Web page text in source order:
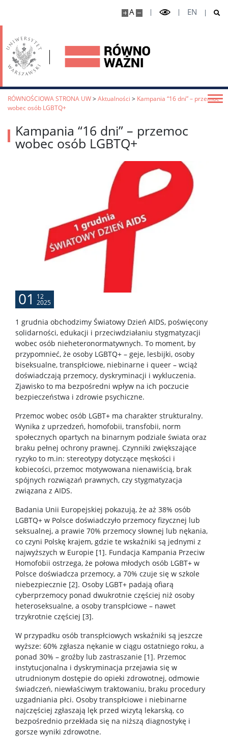
A EN
RÓWNOŚCIOWA STRONA UW>Aktualności > Kampania “16 dni” – przemoc
wobec osób LGBTQ+
Kampania “16 dni” – przemoc
wobec osób LGBTQ+
01 12
2025
1 grudnia obchodzimy Światowy Dzień AIDS, poświęcony
solidarności, edukacji i przeciwdziałaniu stygmatyzacji
wobec osób nieheteronormatywnych. To moment, by
przypomnieć, że osoby LGBTQ+ – geje, lesbijki, osoby
biseksualne, transpłciowe, niebinarne i queer – wciąż
doświadczają przemocy, dyskryminacji i wykluczenia.
Zjawisko to ma bezpośredni wpływ na ich poczucie
bezpieczeństwa i zdrowie psychiczne.
Przemoc wobec osób LGBT+ ma charakter strukturalny.
Wynika z uprzedzeń, homofobii, transfobii, norm
społecznych opartych na binarnym podziale świata oraz
braku pełnej ochrony prawnej. Czynniki zwiększające
ryzyko to m.in: stereotypy dotyczące męskości i
kobiecości, przemoc motywowana nienawiścią, brak
spójnych rozwiązań prawnych, czy stygmatyzacja
związana z AIDS.
Badania Unii Europejskiej pokazują, że aż 38% osób
LGBTQ+ w Polsce doświadczyło przemocy fizycznej lub
seksualnej, a prawie 70% przemocy słownej lub nękania,
co czyni Polskę krajem, gdzie te wskaźniki są jednymi z
najwyższych w Europie [1]. Fundacja Kampania Przeciw
Homofobii ostrzega, że połowa młodych osób LGBT+ w
Polsce doświadcza przemocy, a 70% czuje się w szkole
niebezpiecznie [2]. Osoby LGBT+ padają ofiarą
cyberprzemocy ponad dwukrotnie częściej niż osoby
heteroseksualne, a osoby transpłciowe – nawet
trzykrotnie częściej [3].
W przypadku osób transpłciowych wskaźniki są jeszcze
wyższe: 60% zgłasza nękanie w ciągu ostatniego roku, a
ponad 30% – groźby lub zastraszanie [1]. Przemoc
instytucjonalna i dyskryminacja przejawia się w
utrudnionym dostępie do opieki zdrowotnej, odmowie
świadczeń, niewłaściwym traktowaniu, braku procedury
uzgadniania płci. Osoby transpłciowe i niebinarne
najczęściej zgłaszają lęk przed wizytą lekarską, co
bezpośrednio przekłada się na niższą diagnostykę i
gorsze wyniki zdrowotne.